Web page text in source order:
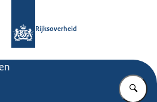
Rijksoverheid